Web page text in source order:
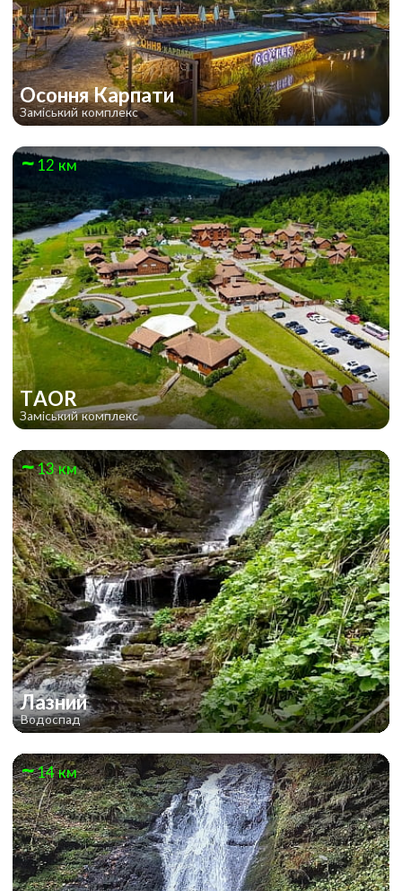
Осоння Карпати
Заміський комплекс
12 км
TAOR
Заміський комплекс
13 км
Лазний
Водоспад
14 км